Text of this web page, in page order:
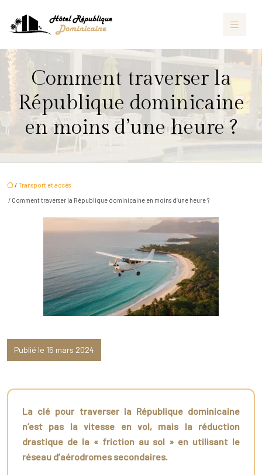
Comment traverser la
République dominicaine
en moins d’une heure ?
/ Transport et accès
/ Comment traverser la République dominicaine en moins d’une heure ?
Publié le 15 mars 2024
La clé pour traverser la République dominicaine
n’est pas la vitesse en vol, mais la réduction
drastique de la « friction au sol » en utilisant le
réseau d’aérodromes secondaires.